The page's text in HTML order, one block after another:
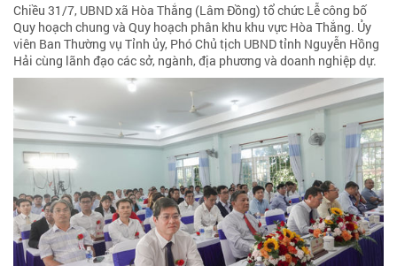
Chiều 31/7, UBND xã Hòa Thắng (Lâm Đồng) tổ chức Lễ công bố
Quy hoạch chung và Quy hoạch phân khu khu vực Hòa Thắng. Ủy
viên Ban Thường vụ Tỉnh ủy, Phó Chủ tịch UBND tỉnh Nguyễn Hồng
Hải cùng lãnh đạo các sở, ngành, địa phương và doanh nghiệp dự.